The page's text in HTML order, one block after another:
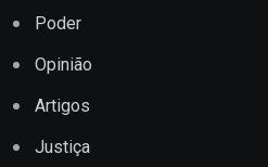
Poder
Opinião
Artigos
Justiça